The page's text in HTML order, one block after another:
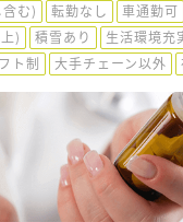
む)
転勤なし
車通勤可
)
積雪あり 生活環境充
ト制 大手チェーン以外